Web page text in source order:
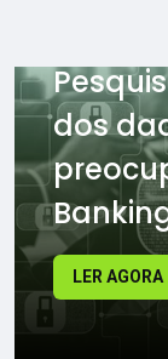
dos
LER AGORA